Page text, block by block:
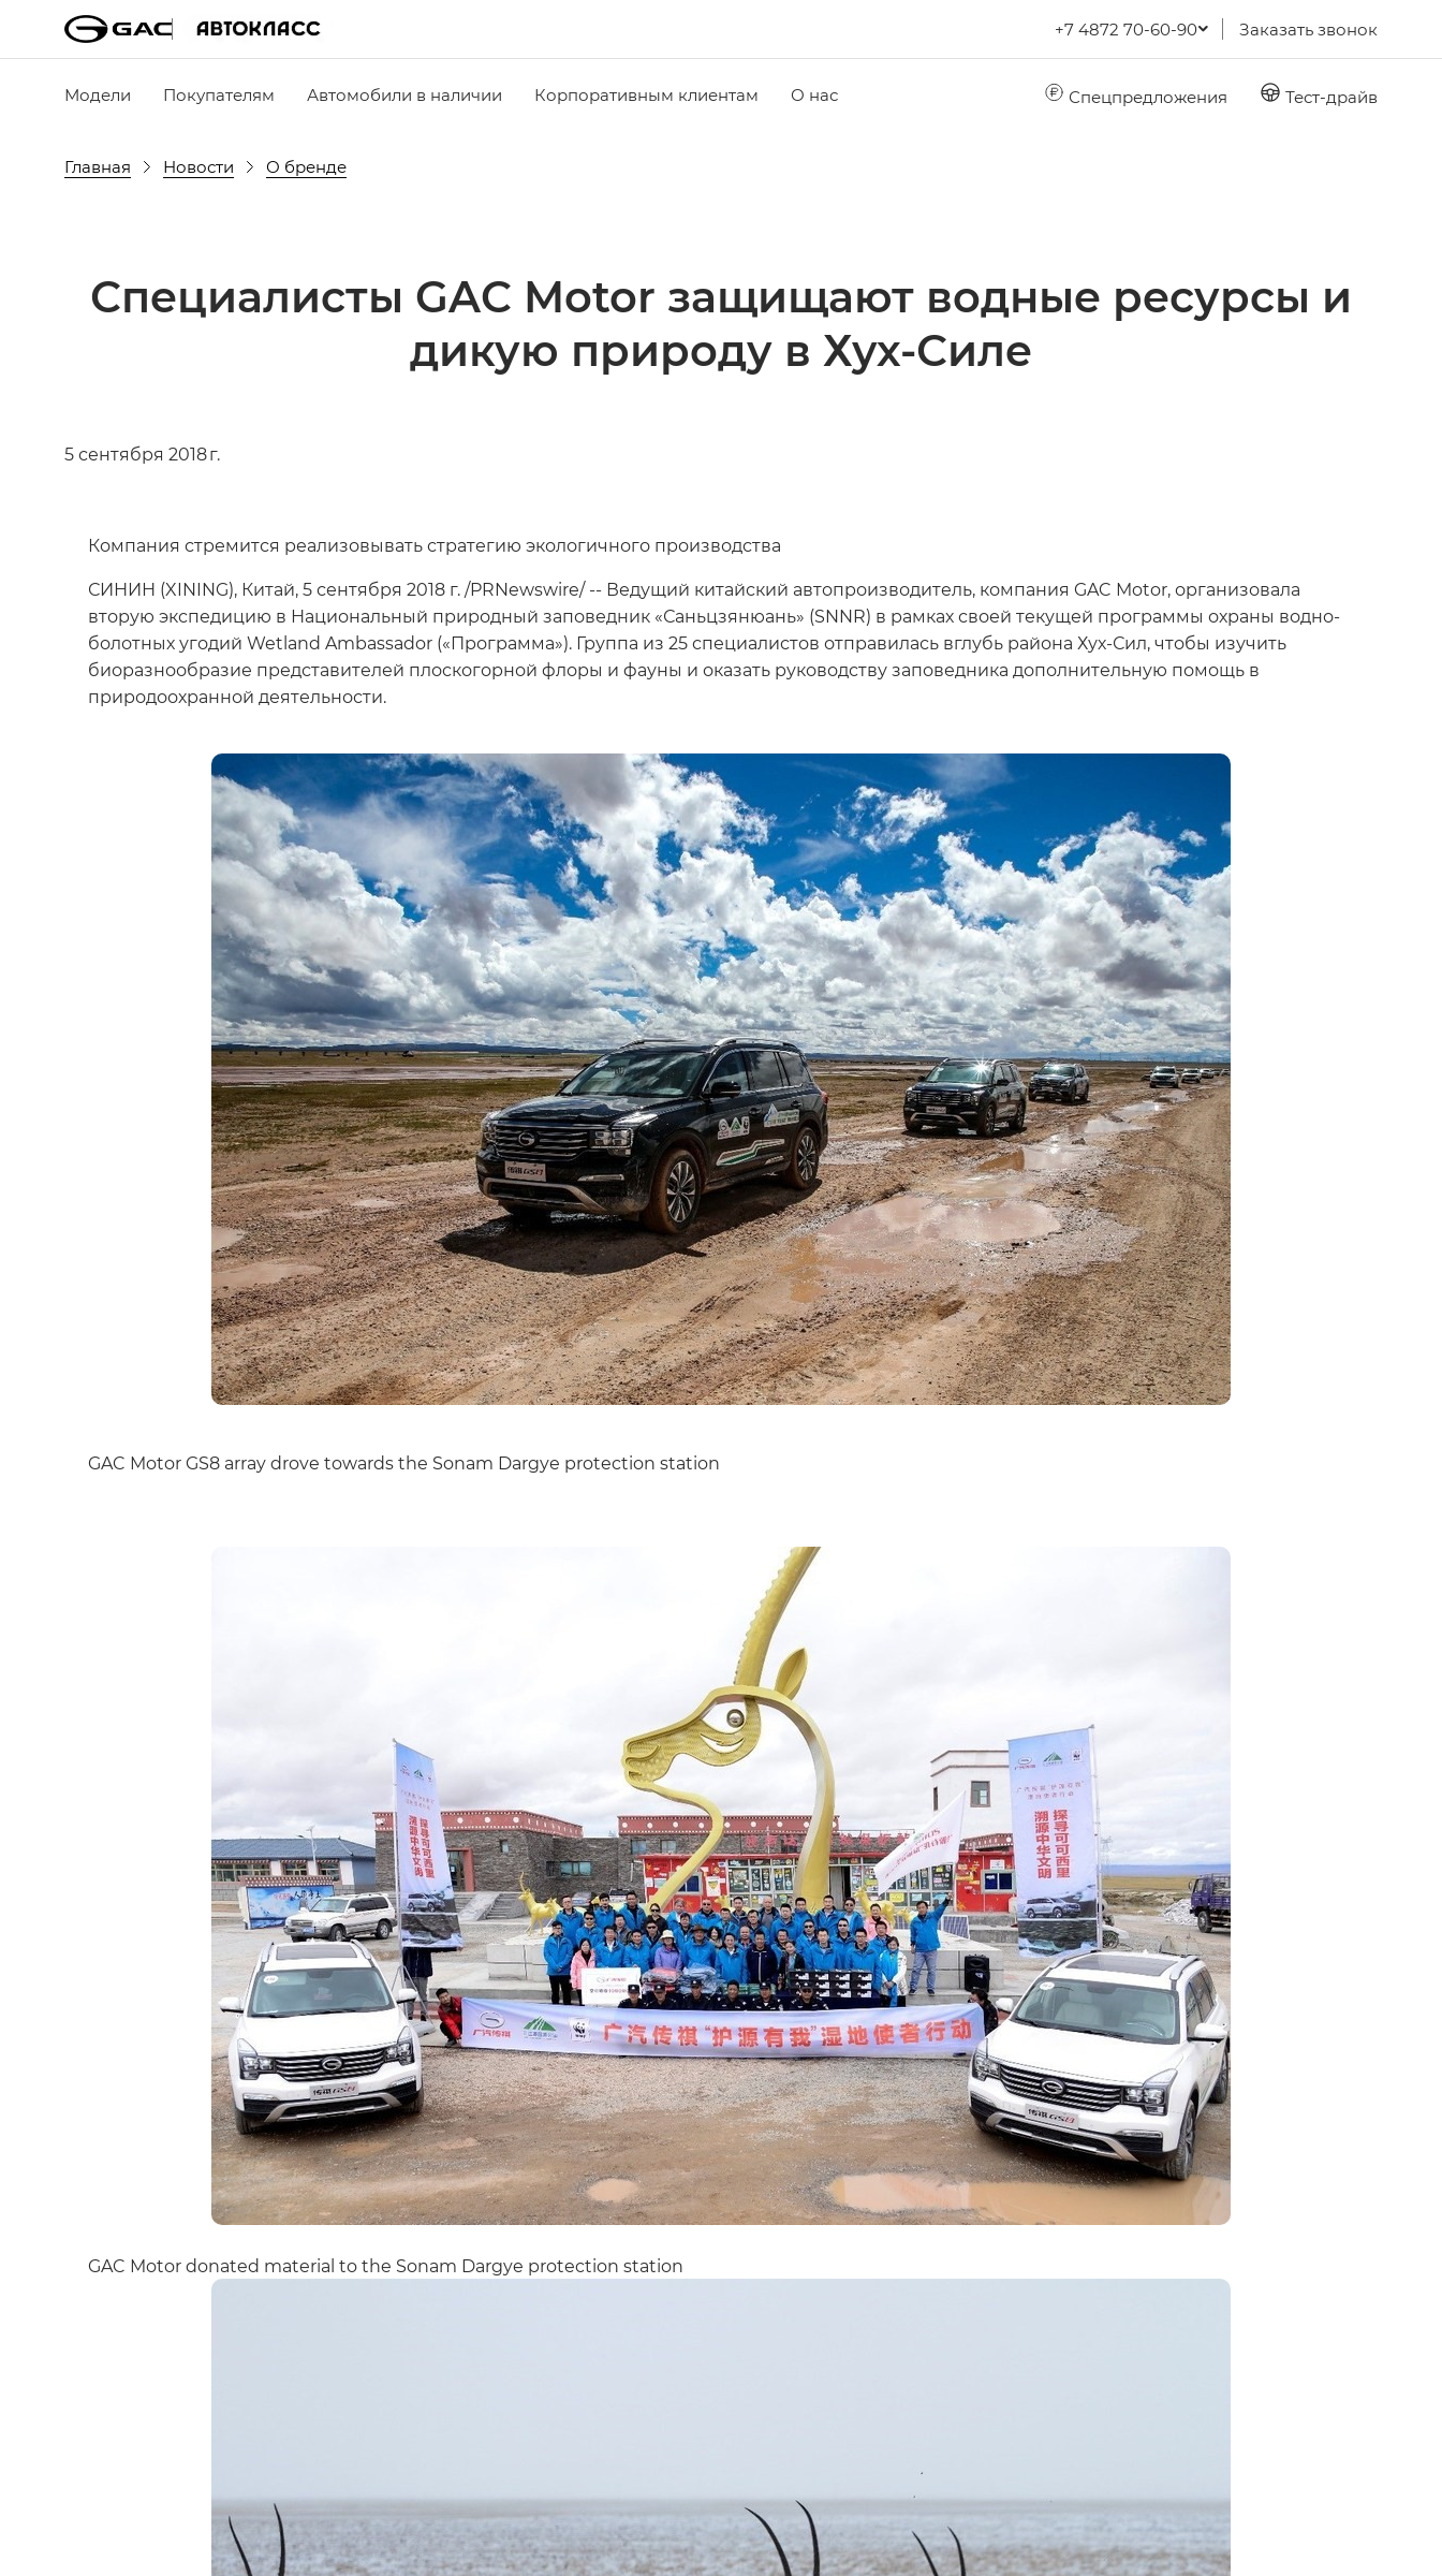
+7 4872 70-60-90 Заказать звонок
Модели Покупателям Автомобили в наличии Корпоративным клиентам О нас Спецпредложения Тест-драйв
Главная Новости О бренде
Специалисты GAC Motor защищают водные ресурсы и
дикую природу в Хух-Силе
5 сентября 2018 г.
Компания стремится реализовывать стратегию экологичного производства
СИНИН (XINING), Китай, 5 сентября 2018 г. /PRNewswire/ -- Ведущий китайский автопроизводитель, компания GAC Motor, организовала
вторую экспедицию в Национальный природный заповедник «Саньцзянюань» (SNNR) в рамках своей текущей программы охраны водно-
болотных угодий Wetland Ambassador («Программа»). Группа из 25 специалистов отправилась вглубь района Хух-Сил, чтобы изучить
биоразнообразие представителей плоскогорной флоры и фауны и оказать руководству заповедника дополнительную помощь в
природоохранной деятельности.
GAC Motor GS8 array drove towards the Sonam Dargye protection station
GAC Motor donated material to the Sonam Dargye protection station